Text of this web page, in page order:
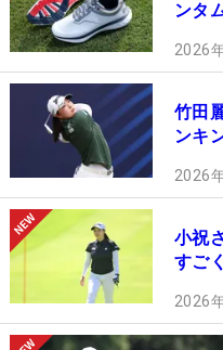
ンタ
2026
竹田
ンキ
2026
小祝
すご
2026